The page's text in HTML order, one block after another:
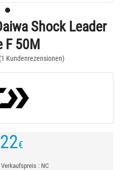
Shock Leader
F 50M
(1 Kundenrezensionen)
22€
: NC